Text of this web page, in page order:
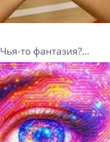
Чья-то фантазия?...